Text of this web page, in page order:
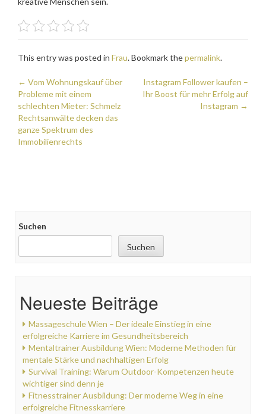
This entry was posted in Frau. Bookmark thepermalink.
Post
navigation
← Vom Wohnungskauf über
Probleme mit einem
schlechten Mieter: Schmelz
Rechtsanwälte decken das
ganze Spektrum des
Immobilienrechts
Instagram Follower kaufen –
Ihr Boost für mehr Erfolg auf
Instagram →
Suchen
Suchen
Neueste Beiträge
Massageschule Wien – Der ideale Einstieg in eine
erfolgreiche Karriere im Gesundheitsbereich
Mentaltrainer Ausbildung Wien: Moderne Methoden für
mentale Stärke und nachhaltigen Erfolg
Survival Training: Warum Outdoor-Kompetenzen heute
wichtiger sind denn je
Fitnesstrainer Ausbildung: Der moderne Weg in eine
erfolgreiche Fitnesskarriere